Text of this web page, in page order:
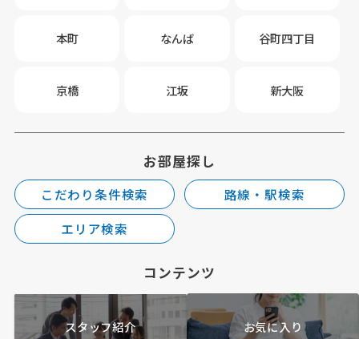
本町 なんば 谷町四丁目
京橋 江坂 新大阪
お部屋探し
こだわり条件検索
路線・駅検索
エリア検索
コンテンツ
スタッフ紹介 お気に入り